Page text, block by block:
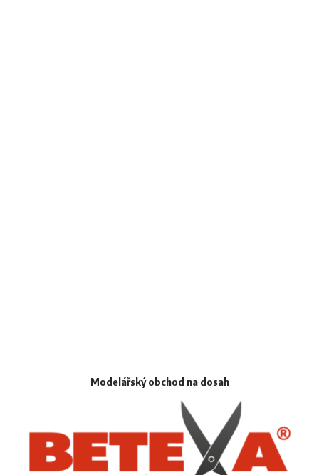
Modelářský obchod na dosah